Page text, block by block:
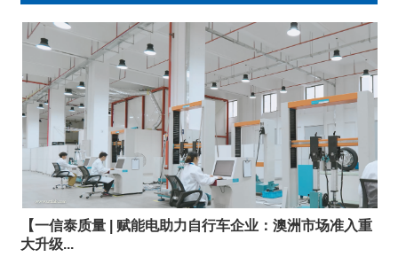
【一信泰质量 | 赋能电助力自行车企业：澳洲市场准入重
大升级...